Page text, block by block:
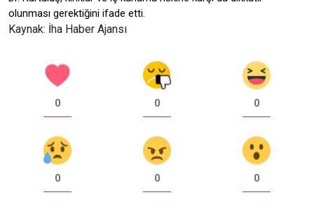
olunması gerektiğini ifade etti.
Kaynak: İha Haber Ajansı
0 0 0
0 0 0